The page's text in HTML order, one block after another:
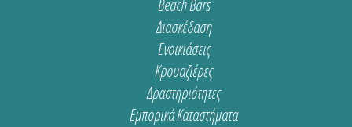
Beach Bars
Διασκέδαση
Ενοικιάσεις
Κρουαζιέρες
Δραστηριότητες
Εμπορικά Καταστήματα